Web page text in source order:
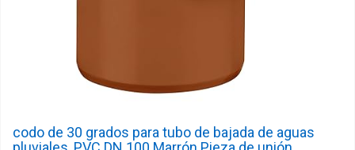
codo de 30 grados para tubo de bajada de aguas